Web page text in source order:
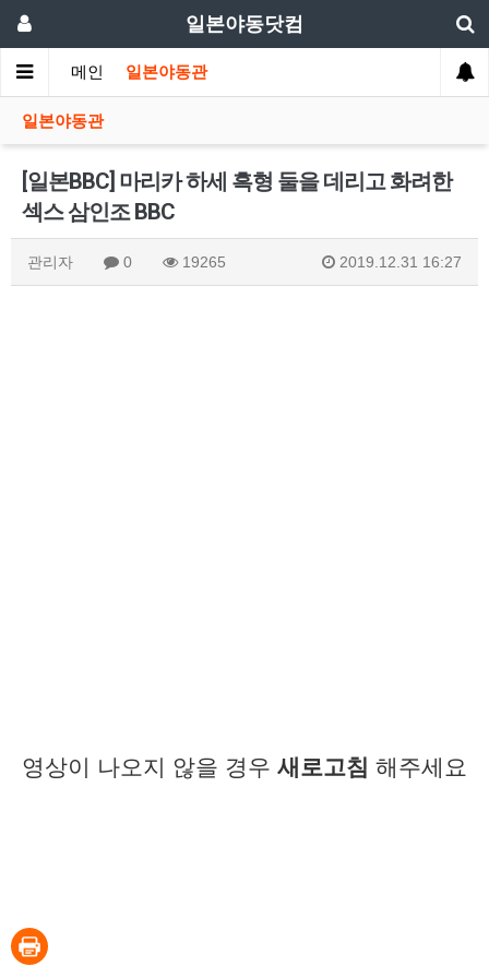
일본야동닷컴
메인 일본야동관
일본야동관
[일본BBC] 마리카 하세 흑형 둘을 데리고 화려한
섹스 삼인조 BBC
관리자 0 19265 2019.12.31 16:27
영상이 나오지 않을 경우 새로고침 해주세요